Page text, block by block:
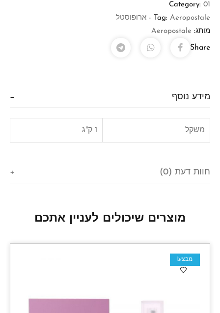
Category: 01
Tag: Aeropostale - ארופוסטל
מותג: Aeropostale
Share
מידע נוסף
משקל 1 ק"ג
חוות דעת (0)
מוצרים שיכולים לעניין אתכם
מבצע!